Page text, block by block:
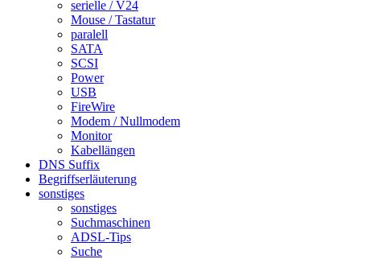
serielle / V24
Mouse / Tastatur
paralell
SATA
SCSI
Power
USB
FireWire
Modem / Nullmodem
Monitor
Kabellängen
DNS Suffix
Begriffserläuterung
sonstiges
sonstiges
Suchmaschinen
ADSL-Tips
Suche